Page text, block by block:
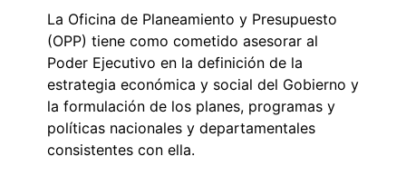
La Oficina de Planeamiento y Presupuesto
(OPP) tiene como cometido asesorar al
Poder Ejecutivo en la definición de la
estrategia económica y social del Gobierno y
la formulación de los planes, programas y
políticas nacionales y departamentales
consistentes con ella.